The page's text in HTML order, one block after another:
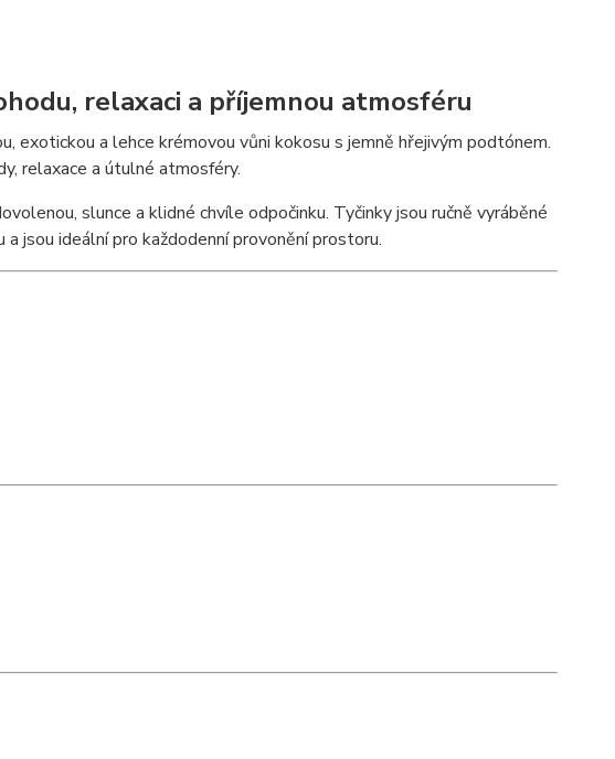
relaxaci a příjemnou atmosféru
exotickou a lehce krémovou vůni kokosu s jemně hřejivým podtónem.
relaxace a útulné atmosféry.
slunce a klidné chvíle odpočinku. Tyčinky jsou ručně vyráběné
jsou ideální pro každodenní provonění prostoru.